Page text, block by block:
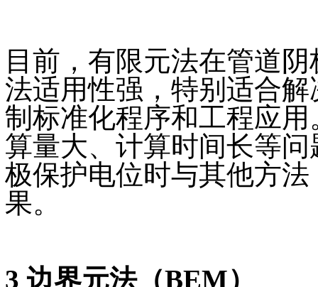
目前，有限元法在管道
法适用性强，特别适合
制标准化程序和工程应
算量大、计算时间长等
极保护电位时与其他方
果。
3 边界元法（BEM）